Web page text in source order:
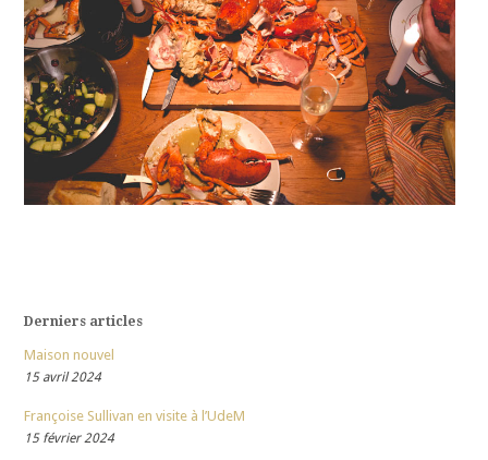
Derniers articles
Maison nouvel
15 avril 2024
Françoise Sullivan en visite à l’UdeM
15 février 2024